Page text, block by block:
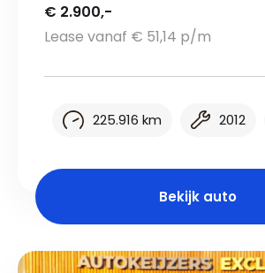
€ 2.900,-
Lease vanaf € 51,14 p/m
225.916 km 2012
Bekijk auto